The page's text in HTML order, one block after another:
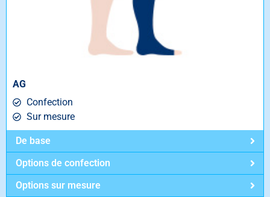
AG
Confection
Sur mesure
De base
Options de confection
Options sur mesure